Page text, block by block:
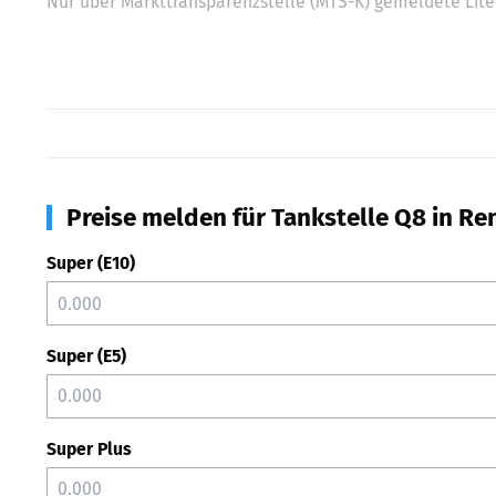
Preise melden für Tankstelle Q8 in
Super (E10)
Super (E5)
Super Plus